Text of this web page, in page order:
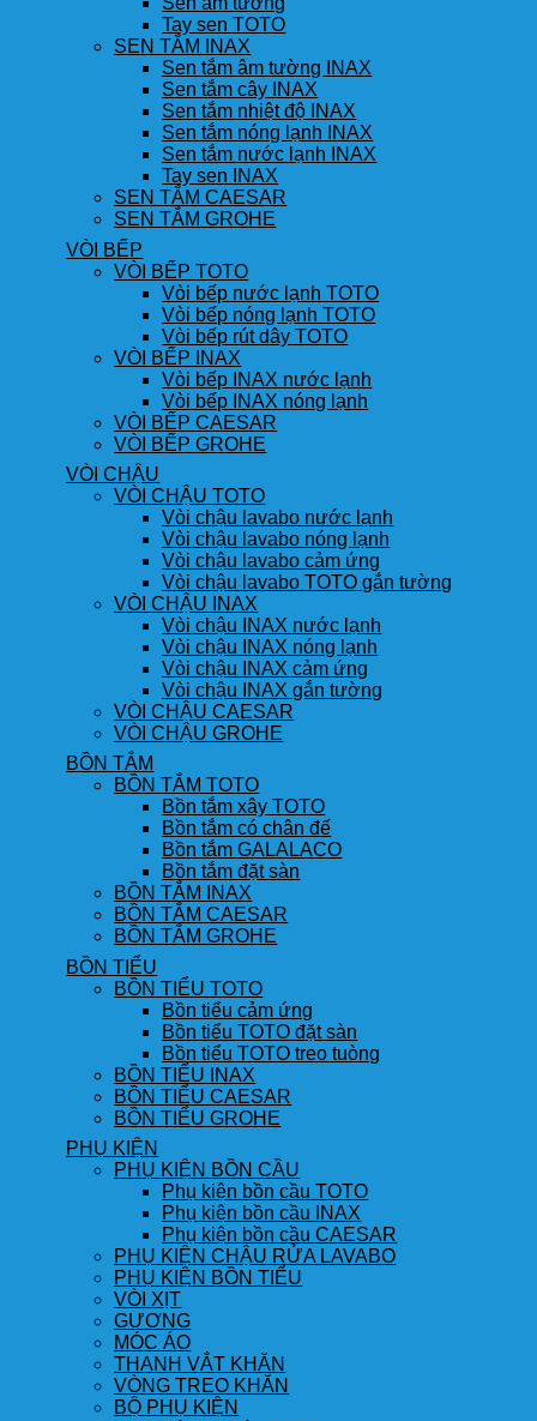
Tay sen TOTO
SEN TẮM INAX
Sen tắm âm tường INAX
Sen tắm cây INAX
Sen tắm nhiệt độ INAX
Sen tắm nóng lạnh INAX
Sen tắm nước lạnh INAX
Tay sen INAX
SEN TẮM CAESAR
SEN TẮM GROHE
VÒI BẾP
VÒI BẾP TOTO
Vòi bếp nước lạnh TOTO
Vòi bếp nóng lạnh TOTO
Vòi bếp rút dây TOTO
VÒI BẾP INAX
Vòi bếp INAX nước lạnh
Vòi bếp INAX nóng lạnh
VÒI BẾP CAESAR
VÒI BẾP GROHE
VÒI CHẬU
VÒI CHẬU TOTO
Vòi chậu lavabo nước lạnh
Vòi chậu lavabo nóng lạnh
Vòi chậu lavabo cảm ứng
Vòi chậu lavabo TOTO gắn tường
VÒI CHẬU INAX
Vòi chậu INAX nước lạnh
Vòi chậu INAX nóng lạnh
Vòi chậu INAX cảm ứng
Vòi chậu INAX gắn tường
VÒI CHẬU CAESAR
VÒI CHẬU GROHE
BỒN TẮM
BỒN TẮM TOTO
Bồn tắm xây TOTO
Bồn tắm có chân đế
Bồn tắm GALALACO
Bồn tắm đặt sàn
BỒN TẮM INAX
BỒN TẮM CAESAR
BỒN TẮM GROHE
BỒN TIỂU
BỒN TIỂU TOTO
Bồn tiểu cảm ứng
Bồn tiểu TOTO đặt sàn
Bồn tiểu TOTO treo tuòng
BỒN TIỂU INAX
BỒN TIỂU CAESAR
BỒN TIỂU GROHE
PHỤ KIỆN
PHỤ KIỆN BỒN CẦU
Phụ kiện bồn cầu TOTO
Phụ kiện bồn cầu INAX
Phụ kiện bồn cầu CAESAR
PHỤ KIỆN CHẬU RỬA LAVABO
PHỤ KIỆN BỒN TIỂU
VÒI XỊT
GƯƠNG
MÓC ÁO
THANH VẮT KHĂN
VÒNG TREO KHĂN
BỘ PHỤ KIỆN